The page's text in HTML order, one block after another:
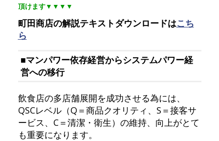
頂けます▼▼▼▼
町田商店の解説テキストダウンロードはこち
ら
■マンパワー依存経営からシステムパワー経
営への移行
飲食店の多店舗展開を成功させる為には、
QSCレベル（Q＝商品クオリティ、S＝接客サ
ービス、C＝清潔・衛生）の維持、向上がとて
も重要になります。